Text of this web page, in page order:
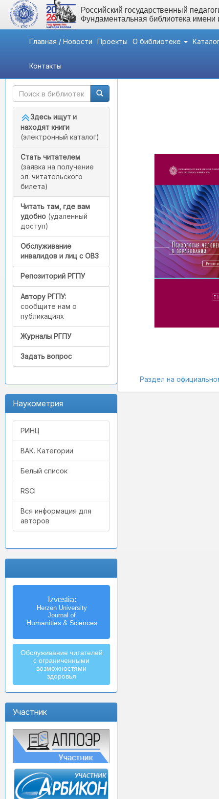
Российский государственный
Фундаментальная библиотека
Главная / Новости Проекты О библиотеке
Контакты
Быстрый доступ
Здесь ищут и
находят книги
(электронный каталог)
Стать читателем
(заявка на получение
эл. читательского
билета)
Читать там, где вам
удобно (удаленный
доступ)
Обслуживание
инвалидов и лиц с ОВЗ
Репозиторий РГПУ
Автору РГПУ:
сообщите нам о
публикациях
Журналы РГПУ
Задать вопрос
Наукометрия
РИНЦ
ВАК. Категории
Белый список
RSCI
Вся информация для
авторов
Izvestia:
Herzen University
Journal of
Humanities & Sciences
Обслуживание читателей
с ограниченными
возможностями
здоровья
Участник
Раздел на